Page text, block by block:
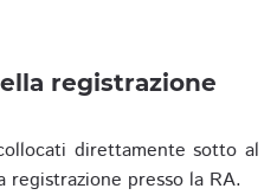
registrazione
direttamente sotto al
presso la RA.